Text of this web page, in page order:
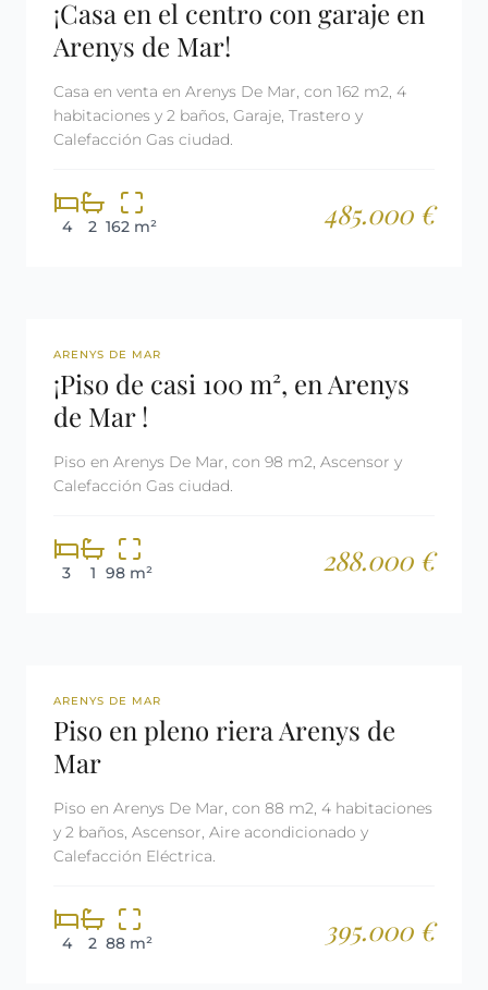
¡Casa en el centro con garaje en
Arenys de Mar!
Casa en venta en Arenys De Mar, con 162 m2, 4
habitaciones y 2 baños, Garaje, Trastero y
Calefacción Gas ciudad.
4 2 162 m² 485.000 €
REF: 2908
ARENYS DE MAR
¡Piso de casi 100 m², en Arenys
de Mar !
Piso en Arenys De Mar, con 98 m2, Ascensor y
Calefacción Gas ciudad.
3 1 98 m² 288.000 €
REF: 3047
ARENYS DE MAR
Piso en pleno riera Arenys de
Mar
Piso en Arenys De Mar, con 88 m2, 4 habitaciones
y 2 baños, Ascensor, Aire acondicionado y
Calefacción Eléctrica.
4 2 88 m² 395.000 €